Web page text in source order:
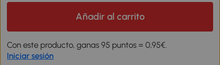
Añadir al carrito
Con este producto, ganas 95 puntos = 0,95€.
Iniciar sesión